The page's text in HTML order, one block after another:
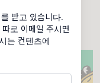
받고 있습니다.
로 이메일 주시면
는 컨텐츠에